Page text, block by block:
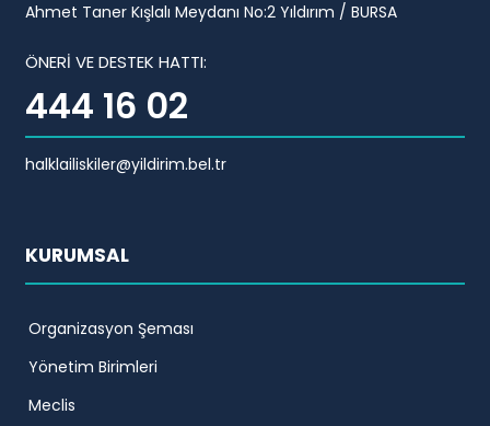
Ahmet Taner Kışlalı Meydanı No:2 Yıldırım / BURSA
ÖNERİ VE DESTEK HATTI:
444 16 02
halklailiskiler@yildirim.bel.tr
KURUMSAL
Organizasyon Şeması
Yönetim Birimleri
Meclis